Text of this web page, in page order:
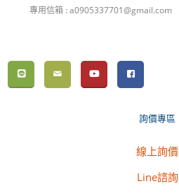
專用信箱 : a0905337701@gmail.com
詢價專區
線上詢價
Line諮詢